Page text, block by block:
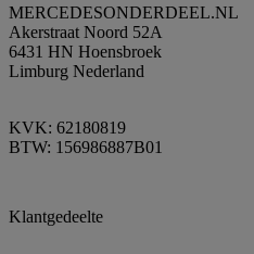
MERCEDESONDERDEEL.NL
Akerstraat Noord 52A
6431 HN Hoensbroek
Limburg Nederland
KVK: 62180819
BTW: 156986887B01
Klantgedeelte